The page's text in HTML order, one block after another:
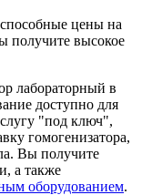
цены на
получите высокое
лабораторный в
доступно для
"под ключ",
гомогенизатора,
Вы получите
а также
оборудованием.